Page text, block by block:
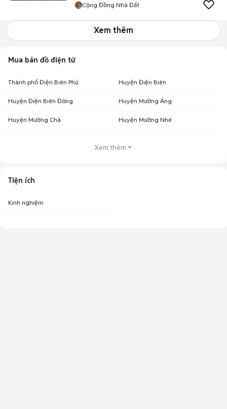
Cộng Đồng Nhà Đất
Xem thêm
Mua bán đồ điện tử
Thành phố Điện Biên Phủ Huyện Điện Biên
Huyện Điện Biên Đông Huyện Mường Ảng
Huyện Mường Chà Huyện Mường Nhé
Xem thêm
Tiện ích
Kinh nghiệm